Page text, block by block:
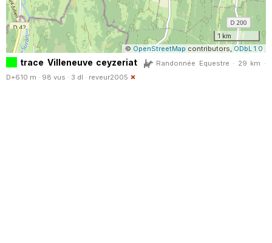
1 km
© OpenStreetMap contributors, ODbL 1.0
trace Villeneuve ceyzeriat
Randonnée Equestre · 29 km ·
D+610 m · 98 vus · 3 dl · reveur2005